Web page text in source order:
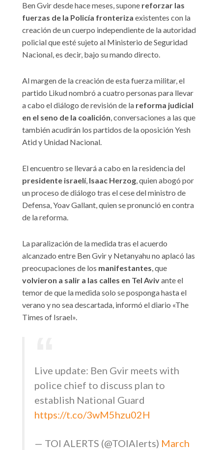
Ben Gvir desde hace meses, supone reforzar las
fuerzas de la Policía fronteriza existentes con la
creación de un cuerpo independiente de la autoridad
policial que esté sujeto al Ministerio de Seguridad
Nacional, es decir, bajo su mando directo.
Al margen de la creación de esta fuerza militar, el
partido Likud nombró a cuatro personas para llevar
a cabo el diálogo de revisión de la reforma judicial
en el seno de la coalición, conversaciones a las que
también acudirán los partidos de la oposición Yesh
Atid y Unidad Nacional.
El encuentro se llevará a cabo en la residencia del
presidente israelí, Isaac Herzog, quien abogó por
un proceso de diálogo tras el cese del ministro de
Defensa, Yoav Gallant, quien se pronunció en contra
de la reforma.
La paralización de la medida tras el acuerdo
alcanzado entre Ben Gvir y Netanyahu no aplacó las
preocupaciones de los manifestantes, que
volvieron a salir a las calles en Tel Avivante el
temor de que la medida solo se posponga hasta el
verano y no sea descartada, informó el diario «The
Times of Israel».
Live update: Ben Gvir meets with
police chief to discuss plan to
establish National Guard
https://t.co/3wM5hzu02H
— TOI ALERTS (@TOIAlerts) March